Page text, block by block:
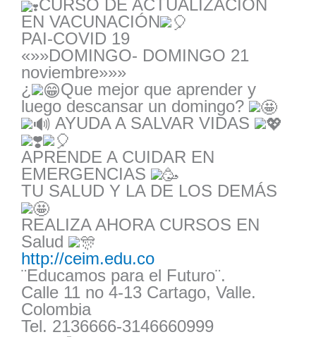
CURSO DE ACTUALIZACIÓN
EN VACUNACIÓN
PAI-COVID 19
«»»DOMINGO- DOMINGO 21
noviembre»»»
¿
Que mejor que aprender y
luego descansar un domingo?
AYUDA A SALVAR VIDAS
APRENDE A CUIDAR EN
EMERGENCIAS
TU SALUD Y LA DE LOS DEMÁS
REALIZA AHORA CURSOS EN
Salud
http://ceim.edu.co
¨Educamos para el Futuro¨.
Calle 11 no 4-13 Cartago, Valle.
Colombia
Tel. 2136666-3146660999